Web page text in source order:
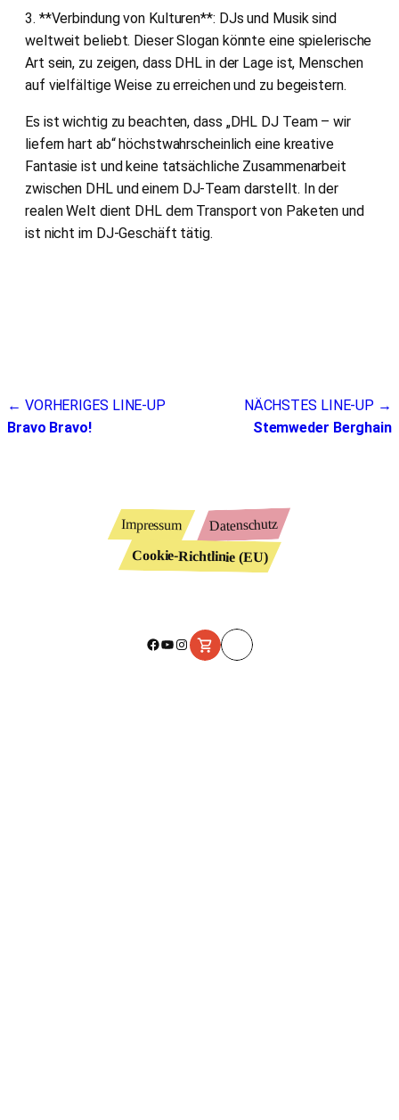
3. **Verbindung von Kulturen**: DJs und Musik sind
weltweit beliebt. Dieser Slogan könnte eine spielerische
Art sein, zu zeigen, dass DHL in der Lage ist, Menschen
auf vielfältige Weise zu erreichen und zu begeistern.
Es ist wichtig zu beachten, dass „DHL DJ Team – wir
liefern hart ab“ höchstwahrscheinlich eine kreative
Fantasie ist und keine tatsächliche Zusammenarbeit
zwischen DHL und einem DJ-Team darstellt. In der
realen Welt dient DHL dem Transport von Paketen und
ist nicht im DJ-Geschäft tätig.
Beitragsnavigation
← VORHERIGES LINE-UP
Bravo Bravo!
NÄCHSTES LINE-UP →
Stemweder Berghain
Impressum Datenschutz
Cookie-Richtlinie (EU)
Facebook
YouTube
Instagram